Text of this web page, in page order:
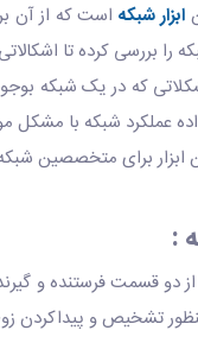
ابزار شبکه است که از آن
بررسی کرده تا
که در یک شبکه
داده عملکرد شبکه با
ابزار برای متخصصین
:
از دو قسمت فرستنده و
تشخیص و پیداکردن